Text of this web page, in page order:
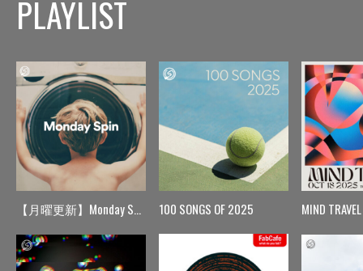
PLAYLIST
【月曜更新】Monday Spin 100 SONGS OF 2025 MIND TRAVEL